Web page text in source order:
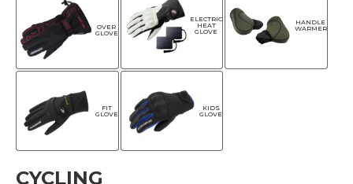
OVER
GLOVE
ELECTRIC
HEAT
GLOVE
HANDLE
WARMER
FIT
GLOVE
KIDS
GLOVE
CYCLING